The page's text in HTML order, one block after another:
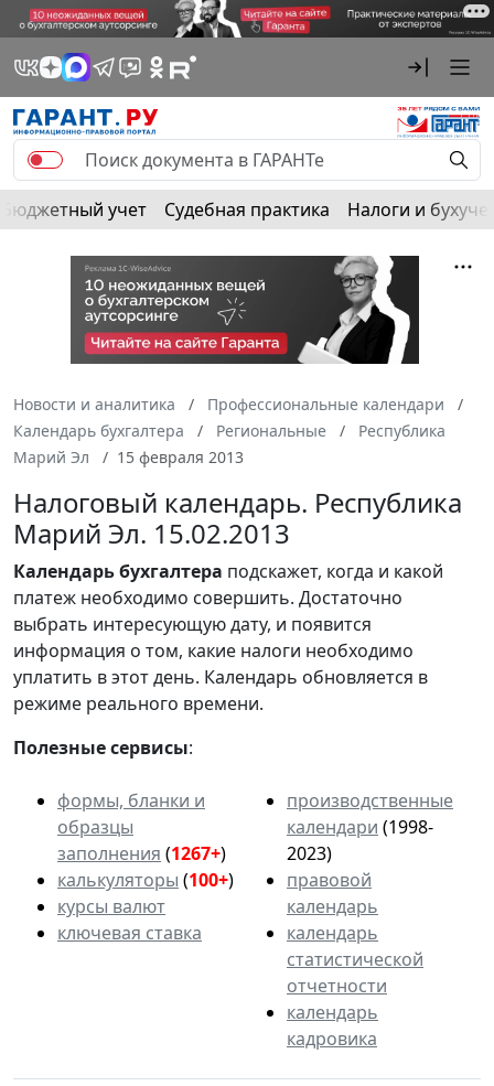
Бюджетный учет Судебная практика Налоги и
Новости и аналитика
Профессиональные календари
Календарь бухгалтера
Региональные
Республика
Марий Эл
15 февраля 2013
Налоговый календарь. Республика
Марий Эл. 15.02.2013
Календарьбухгалтера подскажет, когда и какой
платеж необходимо совершить. Достаточно
выбрать интересующую дату, и появится
информация о том, какие налоги необходимо
уплатить в этот день. Календарь обновляется в
режиме реального времени.
Полезные сервисы:
формы, бланки и
образцы
заполнения (1267+)
калькуляторы (100+)
курсы валют
ключевая ставка
производственные
календари (1998-
2023)
правовой
календарь
календарь
статистической
отчетности
календарь
кадровика